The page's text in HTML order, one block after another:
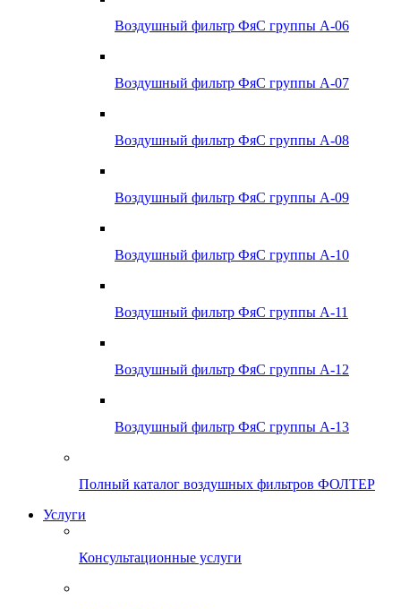
Воздушный фильтр ФяС группы А-06
Воздушный фильтр ФяС группы А-07
Воздушный фильтр ФяС группы А-08
Воздушный фильтр ФяС группы А-09
Воздушный фильтр ФяС группы А-10
Воздушный фильтр ФяС группы А-11
Воздушный фильтр ФяС группы А-12
Воздушный фильтр ФяС группы А-13
Полный каталог воздушных фильтров ФОЛТЕР
Услуги
Консультационные услуги